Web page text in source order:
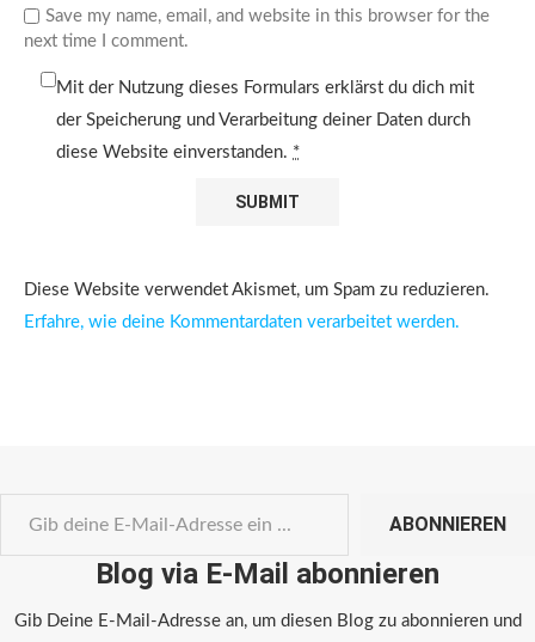
Save my name, email, and website in this browser for the
next time I comment.
Mit der Nutzung dieses Formulars erklärst du dich mit
der Speicherung und Verarbeitung deiner Daten durch
diese Website einverstanden. *
Diese Website verwendet Akismet, um Spam zu reduzieren.
Erfahre, wie deine Kommentardaten verarbeitet werden.
ABONNIEREN
Blog via E-Mail abonnieren
Gib Deine E-Mail-Adresse an, um diesen Blog zu abonnieren und